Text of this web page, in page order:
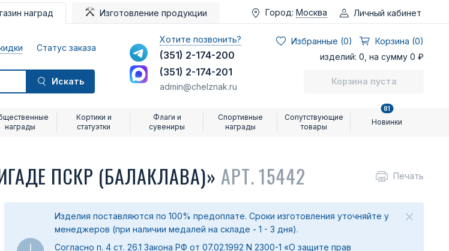
наград Изготовление продукции Город: Москва Личный кабинет
Статус заказа
Искать
Хотите позвонить?
(351) 2-174-200
(351) 2-174-201
admin@chelznak.ru
Избранные (0)
Корзина (0)
изделий: 0, на сумму 0 ₽
Корзина пуста
награды
Кортики и
статуэтки
Флаги и
сувениры
Спортивные
награды
Сопутствующие
товары
Новинки
81
ПСКР (БАЛАКЛАВА)» АРТ. 15442 Печать
Изделия поставляются по 100% предоплате. Сроки изготовления уточняйте у
менеджеров (при наличии медалей на складе - 1 - 3 дня).
Согласно п. 4 ст. 26.1 Закона РФ от 07.02.1992 N 2300-1 «О защите прав